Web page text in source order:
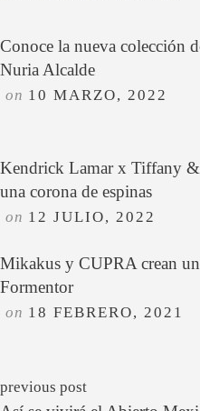
Conoce la nueva colección
Nuria Alcalde
on 10 MARZO, 2022
Kendrick Lamar x Tiffany &
una corona de espinas
on 12 JULIO, 2022
Mikakus y CUPRA crean
Formentor
on 18 FEBRERO, 2021
previous post